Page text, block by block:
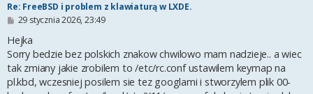
Re: FreeBSD i problem z klawiaturą w LXDE.
P
s
29 stycznia 2026, 23:49
Hejka
Sorry bedzie bez polskich znakow chwilowo mam nadzieje.. a wiec
tak zmiany jakie zrobilem to /etc/rc.conf ustawilem keymap na
pl.kbd, wczesniej posilem sie tez googlami i stworzylem plik 00-